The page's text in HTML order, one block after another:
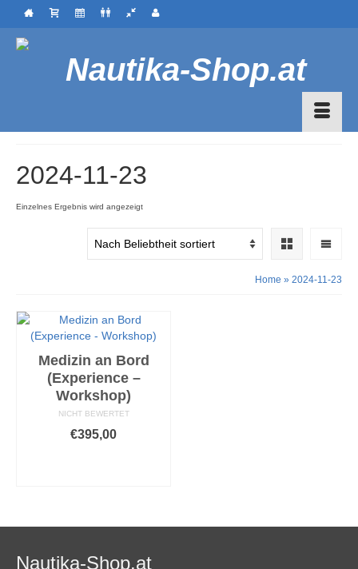
2024-11-23
Einzelnes Ergebnis wird angezeigt
Home » 2024-11-23
Medizin an Bord
(Experience –
Workshop)
NICHT BEWERTET
€395,00
weist
Varianten
Nautika-Shop.at